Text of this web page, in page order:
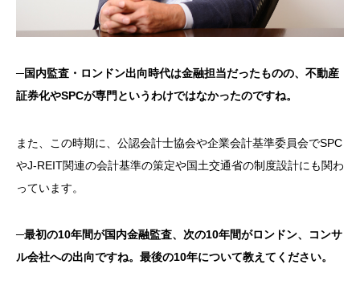
─国内監査・ロンドン出向時代は金融担当だったものの、不動産
証券化やSPCが専門というわけではなかったのですね。
また、この時期に、公認会計士協会や企業会計基準委員会でSPC
やJ-REIT関連の会計基準の策定や国土交通省の制度設計にも関わ
っています。
─最初の10年間が国内金融監査、次の10年間がロンドン、コンサ
ル会社への出向ですね。最後の10年について教えてください。